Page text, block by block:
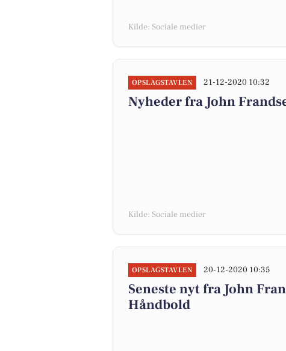
Kilde: Sociale medier
OPSLAGSTAVLEN 21-12-2020 10:32
Nyheder fra John
Kilde: Sociale medier
OPSLAGSTAVLEN 20-12-2020 10:35
Seneste nyt fra John
Håndbold